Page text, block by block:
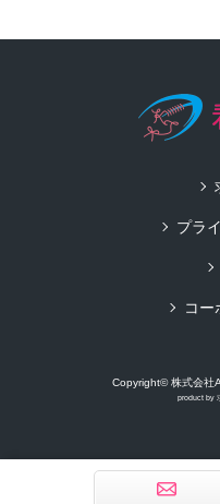
プラ
コー
Copyright© 株式会社
product by